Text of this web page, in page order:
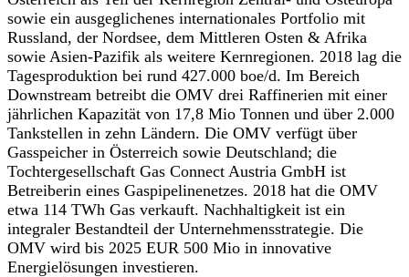
sowie ein ausgeglichenes internationales Portfolio mit
Russland, der Nordsee, dem Mittleren Osten & Afrika
sowie Asien-Pazifik als weitere Kernregionen. 2018 lag die
Tagesproduktion bei rund 427.000 boe/d. Im Bereich
Downstream betreibt die OMV drei Raffinerien mit einer
jährlichen Kapazität von 17,8 Mio Tonnen und über 2.000
Tankstellen in zehn Ländern. Die OMV verfügt über
Gasspeicher in Österreich sowie Deutschland; die
Tochtergesellschaft Gas Connect Austria GmbH ist
Betreiberin eines Gaspipelinenetzes. 2018 hat die OMV
etwa 114 TWh Gas verkauft. Nachhaltigkeit ist ein
integraler Bestandteil der Unternehmensstrategie. Die
OMV wird bis 2025 EUR 500 Mio in innovative
Energielösungen investieren.